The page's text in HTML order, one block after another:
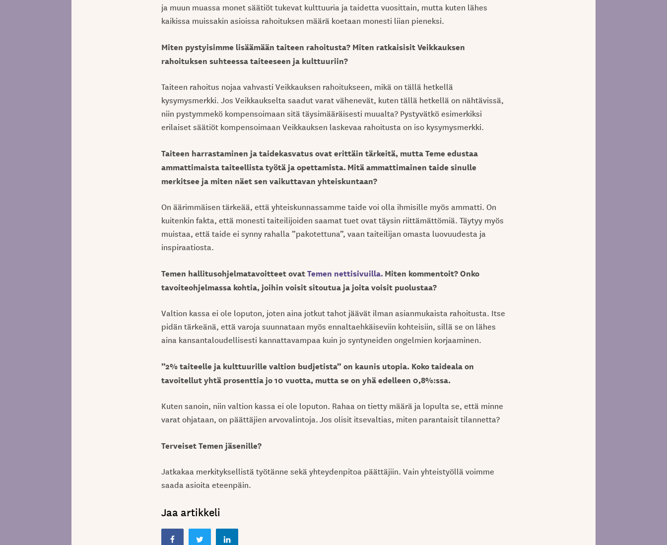
ja muun muassa monet säätiöt tukevat kulttuuria ja taidetta vuosittain, mutta kuten lähes
kaikissa muissakin asioissa rahoituksen määrä koetaan monesti liian pieneksi.
Miten pystyisimme lisäämään taiteen rahoitusta? Miten ratkaisisit Veikkauksen
rahoituksen suhteessa taiteeseen ja kulttuuriin?
Taiteen rahoitus nojaa vahvasti Veikkauksen rahoitukseen, mikä on tällä hetkellä
kysymysmerkki. Jos Veikkaukselta saadut varat vähenevät, kuten tällä hetkellä on nähtävissä,
niin pystymmekö kompensoimaan sitä täysimääräisesti muualta? Pystyvätkö esimerkiksi
erilaiset säätiöt kompensoimaan Veikkauksen laskevaa rahoitusta on iso kysymysmerkki.
Taiteen harrastaminen ja taidekasvatus ovat erittäin tärkeitä, mutta Teme edustaa
ammattimaista taiteellista työtä ja opettamista. Mitä ammattimainen taide sinulle
merkitsee ja miten näet sen vaikuttavan yhteiskuntaan?
On äärimmäisen tärkeää, että yhteiskunnassamme taide voi olla ihmisille myös ammatti. On
kuitenkin fakta, että monesti taiteilijoiden saamat tuet ovat täysin riittämättömiä. Täytyy myös
muistaa, että taide ei synny rahalla ”pakotettuna”, vaan taiteilijan omasta luovuudesta ja
inspiraatiosta.
Temen hallitusohjelmatavoitteet ovatTemen nettisivuilla. Miten kommentoit? Onko
tavoiteohjelmassa kohtia, joihin voisit sitoutua ja joita voisit puolustaa?
Valtion kassa ei ole loputon, joten aina jotkut tahot jäävät ilman asianmukaista rahoitusta. Itse
pidän tärkeänä, että varoja suunnataan myös ennaltaehkäiseviin kohteisiin, sillä se on lähes
aina kansantaloudellisesti kannattavampaa kuin jo syntyneiden ongelmien korjaaminen.
”2% taiteelle ja kulttuurille valtion budjetista” on kaunis utopia. Koko taideala on
tavoitellut yhtä prosenttia jo 10 vuotta, mutta se on yhä edelleen 0,8%:ssa.
Kuten sanoin, niin valtion kassa ei ole loputon. Rahaa on tietty määrä ja lopulta se, että minne
varat ohjataan, on päättäjien arvovalintoja. Jos olisit itsevaltias, miten parantaisit tilannetta?
Terveiset Temen jäsenille?
Jatkakaa merkityksellistä työtänne sekä yhteydenpitoa päättäjiin. Vain yhteistyöllä voimme
saada asioita eteenpäin.
Jaa artikkeli